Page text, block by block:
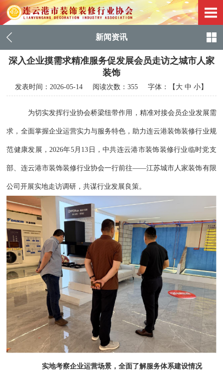
新闻资讯
深入企业摸需求精准服务促发展会员走访之城市人家
装饰
发表时间：2026-05-14 阅读次数：355 字体：【 大 中 小】
为切实发挥行业协会桥梁纽带作用，精准对接会员企业发展需
求，全面掌握企业运营实力与服务特色，助力连云港装饰装修行业规
范健康发展，2026年5月13日，中共连云港市装饰装修行业临时党支
部、连云港市装饰装修行业协会一行前往——江苏城市人家装饰有限
公司开展实地走访调研，共谋行业发展良策。
实地考察企业运营场景，全面了解服务体系建设情况